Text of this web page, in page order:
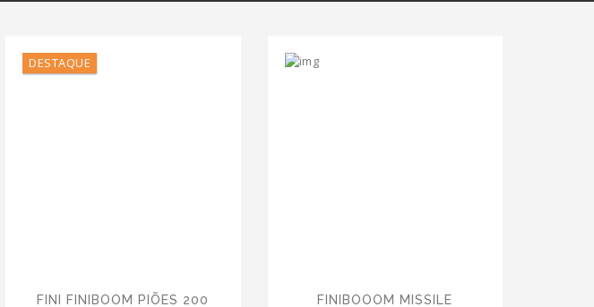
DESTAQUE
FINI FINIBOOM PIÕES 200
FINIBOOOM MISSILE